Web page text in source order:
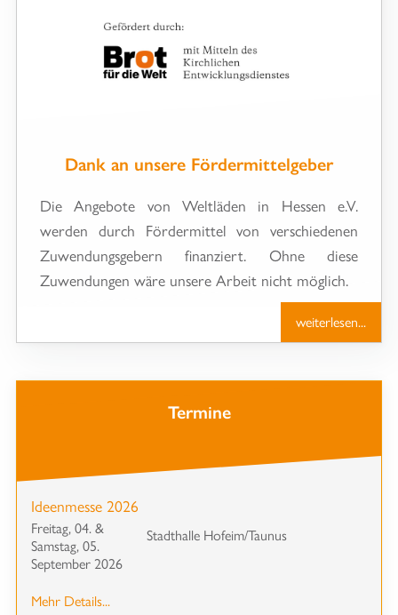
Dank an unsere Fördermittelgeber
Die Angebote von Weltläden in Hessen e.V.
werden durch Fördermittel von verschiedenen
Zuwendungsgebern finanziert. Ohne diese
Zuwendungen wäre unsere Arbeit nicht möglich.
weiterlesen...
Termine
Ideenmesse 2026
Freitag, 04. &
Samstag, 05.
September 2026
Stadthalle Hofeim/Taunus
Mehr Details...